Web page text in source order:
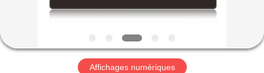
SUJET
DE
NOUS
Affichages numériques